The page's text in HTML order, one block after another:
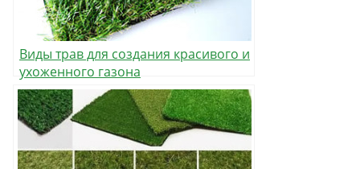
Виды трав для создания красивого и
ухоженного газона